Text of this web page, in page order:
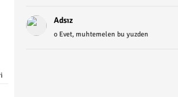
Adsız
o Evet, muhtemelen bu yuzden